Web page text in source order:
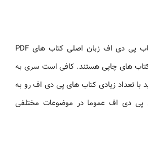
دانلود 10 میلیون کتاب پی دی اف زبان اصلی کتاب های PDF
های چاپی هستند. کافی است سری به
با تعداد زیادی کتاب های پی دی اف رو به
پی دی اف عموما در موضوعات مختلفی